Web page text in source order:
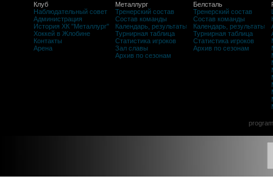
Клуб
Наблюдательный совет
Администрация
История ХК "Металлург"
Хоккей в Жлобине
Контакты
Арена
Металлург
Тренерский состав
Состав команды
Календарь, результаты
Турнирная таблица
Статистика игроков
Зал славы
Архив по сезонам
Белсталь
Тренерский состав
Состав команды
Календарь, результаты
Турнирная таблица
Статистика игроков
Архив по сезонам